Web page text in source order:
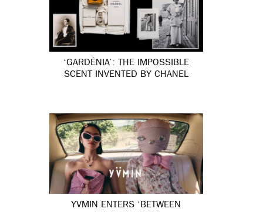
‘GARDÉNIA’: THE IMPOSSIBLE
SCENT INVENTED BY CHANEL
YVMIN ENTERS ‘BETWEEN